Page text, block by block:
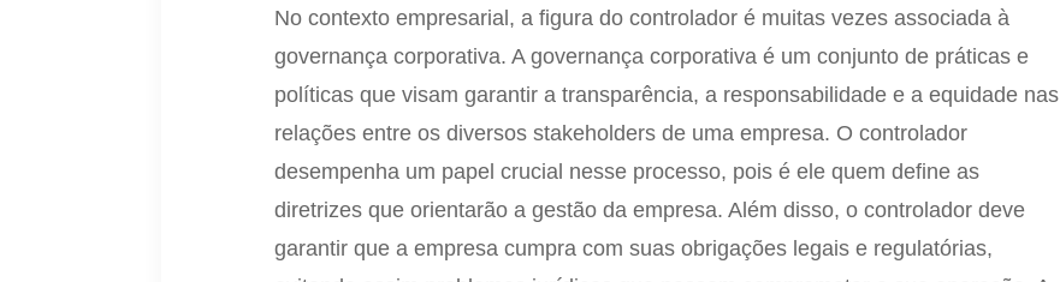
No contexto empresarial, a figura do controlador é muitas vezes associada à
governança corporativa. A governança corporativa é um conjunto de práticas e
políticas que visam garantir a transparência, a responsabilidade e a equidade nas
relações entre os diversos stakeholders de uma empresa. O controlador
desempenha um papel crucial nesse processo, pois é ele quem define as
diretrizes que orientarão a gestão da empresa. Além disso, o controlador deve
garantir que a empresa cumpra com suas obrigações legais e regulatórias,